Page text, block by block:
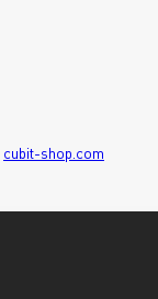
cubit-shop.com